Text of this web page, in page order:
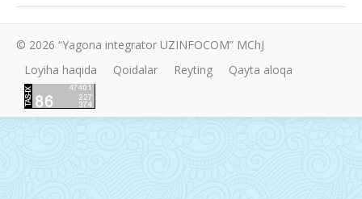
© 2026 “Yagona integrator UZINFOCOM” MChJ
Loyiha haqida
Qoidalar Reyting Qayta aloqa